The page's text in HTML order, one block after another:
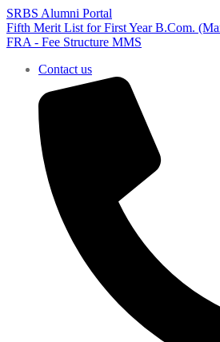
SRBS Alumni Portal
Fifth Merit List for First Year B.Com.
FRA - Fee Structure MMS
Contact us